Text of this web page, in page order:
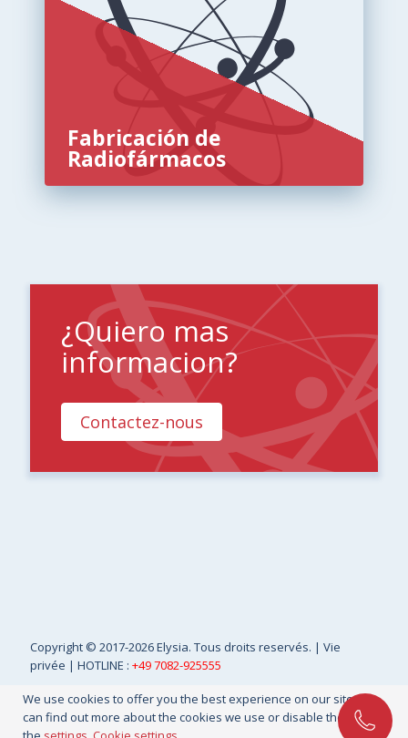
Fabricación de
Radiofármacos
¿Quiero mas
informacion?
Contactez-nous
Copyright © 2017-2026 Elysia. Tous droits reservés. |Vie
privée | HOTLINE :+49 7082-925555
We use cookies to offer you the best experience on our site. You
can find out more about the cookies we use or disable them in